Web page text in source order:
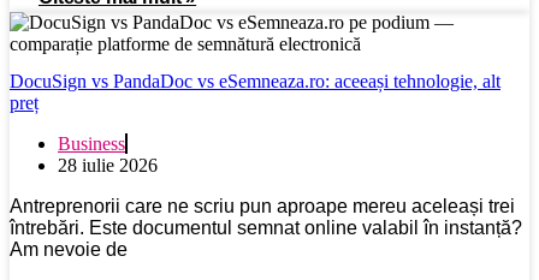
DocuSign vs PandaDoc vs eSemneaza.ro: aceeași tehnologie, alt
preț
Business
28 iulie 2026
Antreprenorii care ne scriu pun aproape mereu aceleași trei
întrebări. Este documentul semnat online valabil în instanță?
Am nevoie de